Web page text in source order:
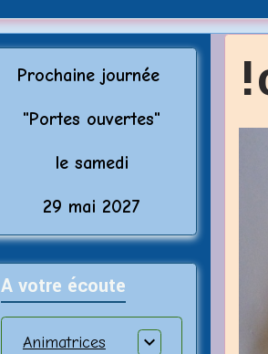
Prochaine journée
"Portes ouvertes"
le samedi
29 mai 2027
A votre écoute
Animatrices